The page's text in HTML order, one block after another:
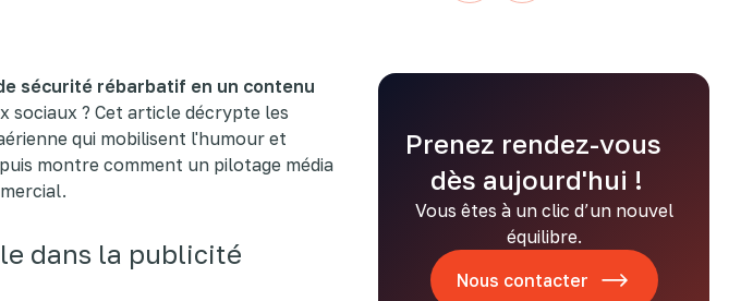
sécurité rébarbatif en un contenu
sociaux ? Cet article décrypte les
qui mobilisent l'humour et
montre comment un pilotage média
dans la publicité
Prenez rendez-vous
dès aujourd'hui !
Vous êtes à un clic d’un nouvel
équilibre.
Nous contacter